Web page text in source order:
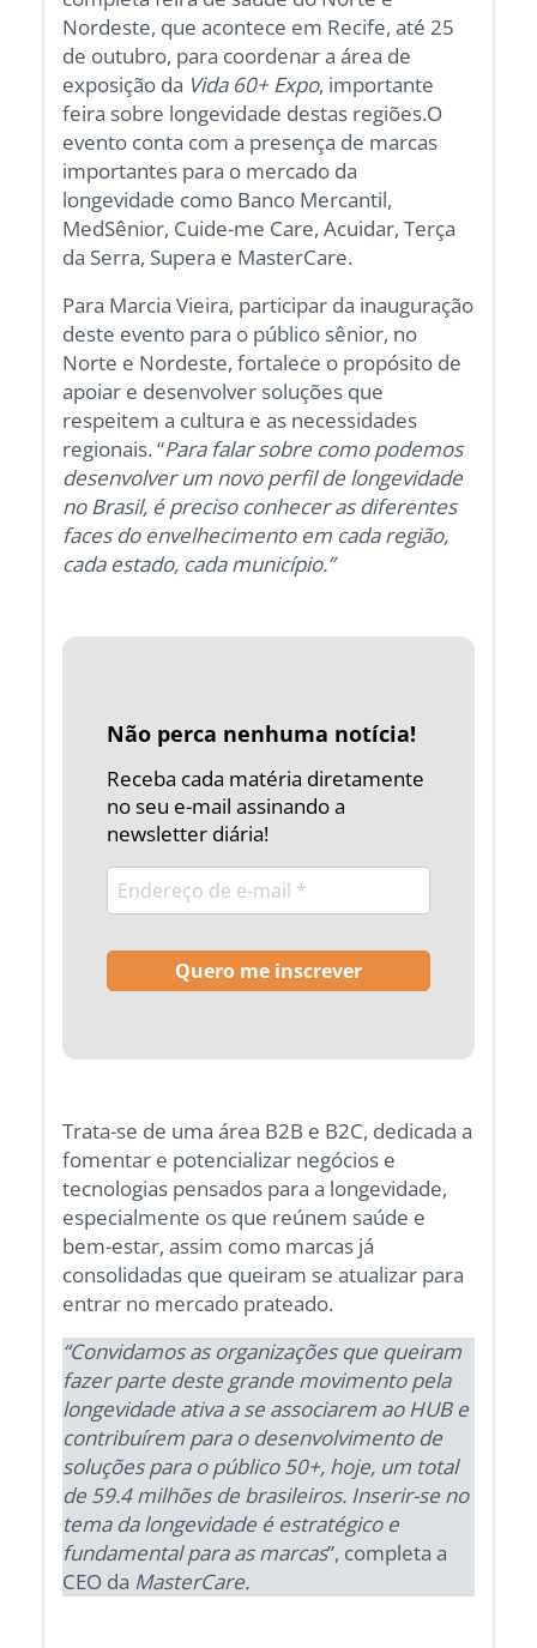
Nordeste, que acontece em Recife, até 25
de outubro, para coordenar a área de
exposição da Vida 60+ Expo, importante
feira sobre longevidade destas regiões.O
evento conta com a presença de marcas
importantes para o mercado da
longevidade como Banco Mercantil,
MedSênior, Cuide-me Care, Acuidar, Terça
da Serra, Supera e MasterCare.
Para Marcia Vieira, participar da inauguração
deste evento para o público sênior, no
Norte e Nordeste, fortalece o propósito de
apoiar e desenvolver soluções que
respeitem a cultura e as necessidades
regionais. “Para falar sobre como podemos
desenvolver um novo perfil de longevidade
no Brasil, é preciso conhecer as diferentes
faces do envelhecimento em cada região,
cada estado, cada município.”
Não perca nenhuma notícia!
Receba cada matéria diretamente
no seu e-mail assinando a
newsletter diária!
Trata-se de uma área B2B e B2C, dedicada a
fomentar e potencializar negócios e
tecnologias pensados para a longevidade,
especialmente os que reúnem saúde e
bem-estar, assim como marcas já
consolidadas que queiram se atualizar para
entrar no mercado prateado.
“Convidamos as organizações que queiram
fazer parte deste grande movimento pela
longevidade ativa a se associarem ao HUB e
contribuírem para o desenvolvimento de
soluções para o público 50+, hoje, um total
de 59.4 milhões de brasileiros. Inserir-se no
tema da longevidade é estratégico e
fundamental para as marcas”, completa a
CEO da MasterCare.